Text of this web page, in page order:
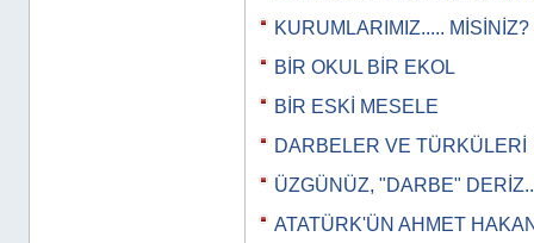
KURUMLARIMIZ..... MİSİNİZ?
BİR OKUL BİR EKOL
BİR ESKİ MESELE
DARBELER VE TÜRKÜLERİ
ÜZGÜNÜZ, "DARBE"
ATATÜRK'ÜN AHMET